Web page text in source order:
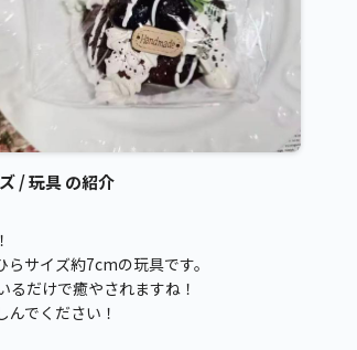
/ 玩具 の紹介
サイズ約7cmの玩具です。
だけで癒やされますね！
でください！